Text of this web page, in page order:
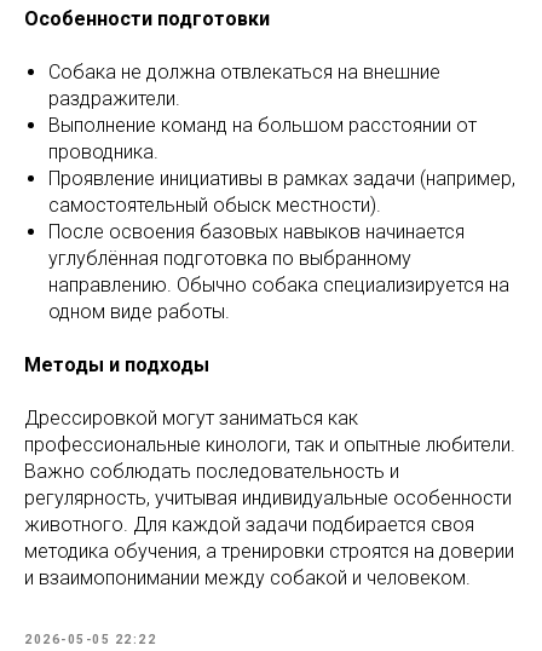
Особенности подготовки
Собака не должна отвлекаться на внешние
раздражители.
Выполнение команд на большом расстоянии от
проводника.
Проявление инициативы в рамках задачи (например,
самостоятельный обыск местности).
После освоения базовых навыков начинается
углублённая подготовка по выбранному
направлению. Обычно собака специализируется на
одном виде работы.
Методы и подходы
Дрессировкой могут заниматься как
профессиональные кинологи, так и опытные любители.
Важно соблюдать последовательность и
регулярность, учитывая индивидуальные особенности
животного. Для каждой задачи подбирается своя
методика обучения, а тренировки строятся на доверии
и взаимопонимании между собакой и человеком.
2026-05-05 22:22